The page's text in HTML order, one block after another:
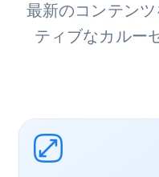
最新のコンテン
ティブなカルー